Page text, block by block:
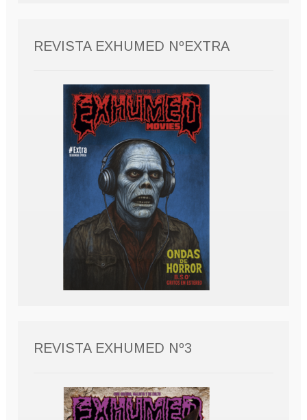
REVISTA EXHUMED NºEXTRA
REVISTA EXHUMED Nº3